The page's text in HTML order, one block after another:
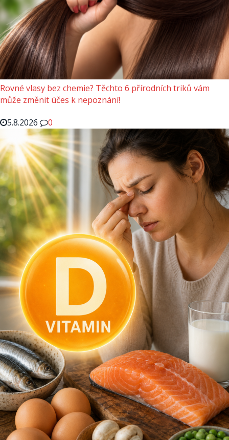
Rovné vlasy bez chemie? Těchto 6 přírodních triků vám
může změnit účes k nepoznání!
5.8.2026
0